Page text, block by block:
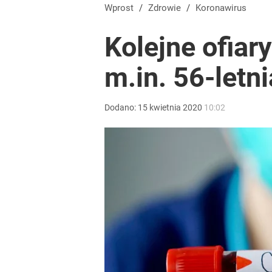
Startej cukinii nie wrzucam od razu do masy.
Jak Ewa Woydyłło z terapeutki stała się
Ten sezonowy owoc miksuję i zamrażam.
Wprost / Zdrowie / Koronawirus
Kolejne
m.in. 56-
Dodano: 15 kwietnia 2020 10:02